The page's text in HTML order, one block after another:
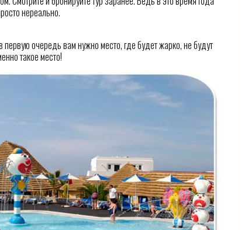
нереально.
первую очередь вам нужно место, где будет жарко, не будут
такое место!